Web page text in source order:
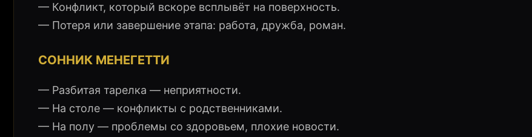
— Конфликт, который вскоре всплывёт на поверхность.
— Потеря или завершение этапа: работа, дружба, роман.
СОННИК МЕНЕГЕТТИ
— Разбитая тарелка — неприятности.
— На столе — конфликты с родственниками.
— На полу — проблемы со здоровьем, плохие новости.